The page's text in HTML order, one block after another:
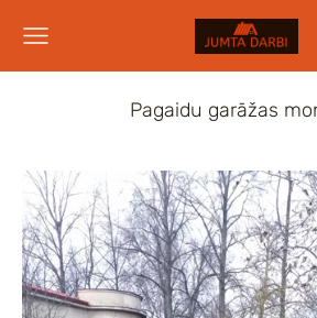
Pagaidu garāžas